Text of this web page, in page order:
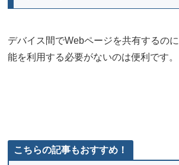
デバイス間でWebページを共有するの
能を利用する必要がないのは便利です。
こちらの記事もおすすめ！